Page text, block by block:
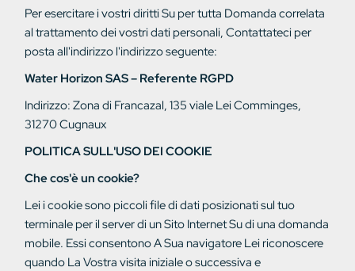
Peresercitare i vostridirittiSu pertutta Domanda correlata
al trattamento dei vostri dati personali,Contattateci per
posta all'indirizzo l'indirizzoseguente:
Water Horizon SAS – Referente RGPD
Indirizzo: Zona di Francazal, 135viale LeiComminges,
31270Cugnaux
POLITICA SULL'USO DEI COOKIE
Che cos'è un cookie?
Leii cookie sono piccoli file didati posizionatisul tuo
terminale per ilserverdi unSito InternetSudi unadomanda
mobile. Essi consentonoA Sua navigatore Lei riconoscere
quando La Vostra visitainiziale o successivae